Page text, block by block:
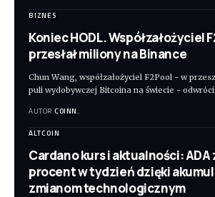
BIZNES
Koniec HODL. Współzałożyciel
przesłał miliony na Binance
Chun Wang, współzałożyciel F2Pool - w
puli wydobywczej Bitcoina na świecie -
AUTOR COINN.
ALTCOIN
Cardano kurs i aktualności: ADA
procent w tydzień dzięki
zmianom technologicznym